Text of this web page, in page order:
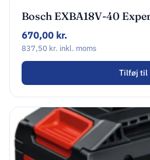
Bosch EXBA18V-40
4Ah
670,00 kr.
837,50 kr. inkl. moms
Tilføj til